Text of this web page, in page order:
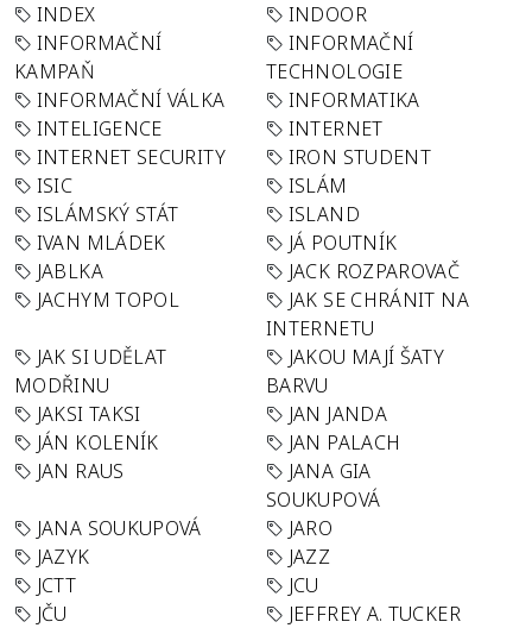
INDEX
INDOOR
INFORMAČNÍ
KAMPAŇ
INFORMAČNÍ
TECHNOLOGIE
INFORMAČNÍ VÁLKA
INFORMATIKA
INTELIGENCE
INTERNET
INTERNET SECURITY
IRON STUDENT
ISIC
ISLÁM
ISLÁMSKÝ STÁT
ISLAND
IVAN MLÁDEK
JÁ POUTNÍK
JABLKA
JACK ROZPAROVAČ
JACHYM TOPOL
JAK SE CHRÁNIT NA
INTERNETU
JAK SI UDĚLAT
MODŘINU
JAKOU MAJÍ ŠATY
BARVU
JAKSI TAKSI
JAN JANDA
JÁN KOLENÍK
JAN PALACH
JAN RAUS
JANA GIA
SOUKUPOVÁ
JANA SOUKUPOVÁ
JARO
JAZYK
JAZZ
JCTT
JCU
JČU
JEFFREY A. TUCKER